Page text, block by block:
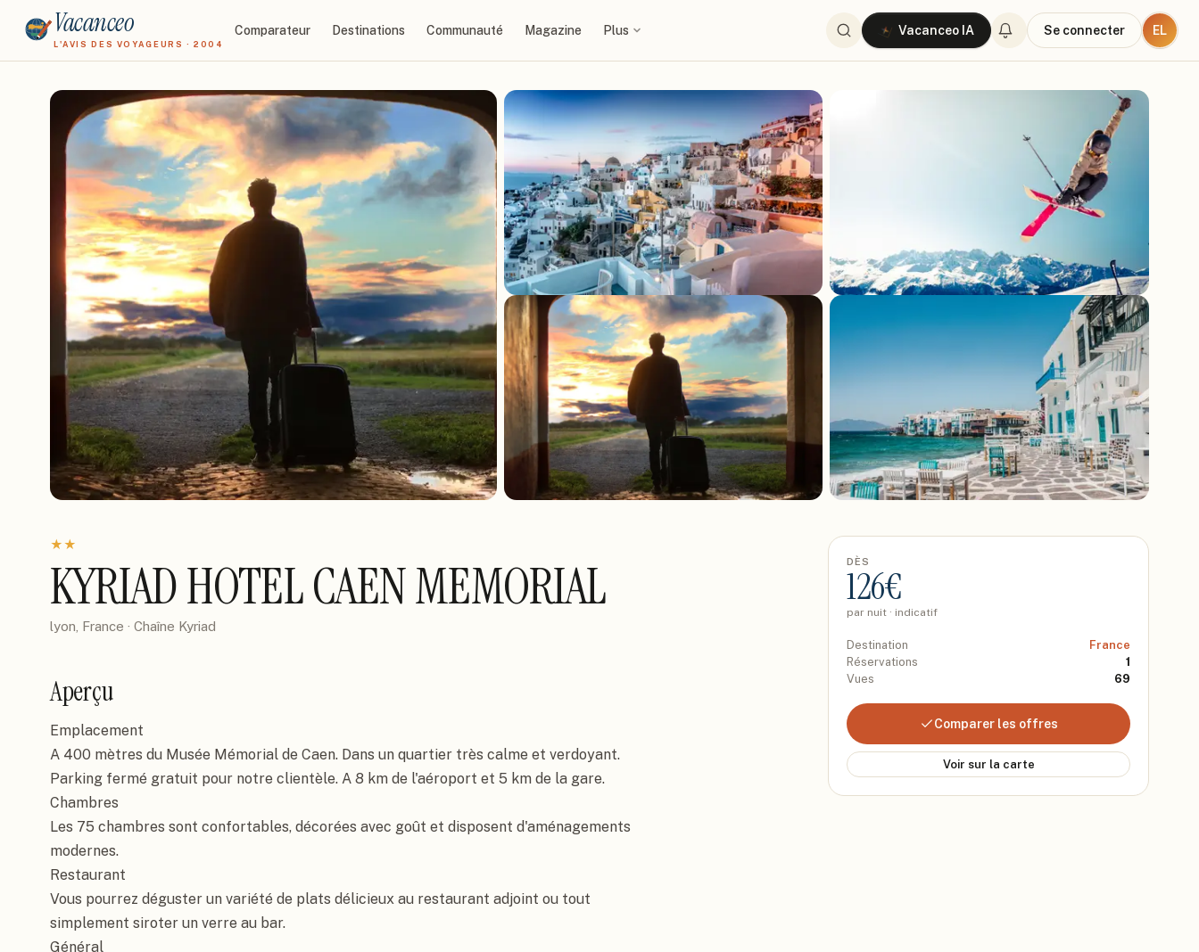
Vacanceo
L'AVIS DES VOYAGEURS · 2004
Comparateur Destinations Communauté Magazine Plus Vacanceo IA Se connecter EL
★★
KYRIAD HOTEL CAEN MEMORIAL
lyon, France · Chaîne Kyriad
Aperçu
Emplacement
A 400 mètres du Musée Mémorial de Caen. Dans un quartier très calme et verdoyant.
Parking fermé gratuit pour notre clientèle. A 8 km de l'aéroport et 5 km de la gare.
Chambres
Les 75 chambres sont confortables, décorées avec goût et disposent d'aménagements
modernes.
Restaurant
Vous pourrez déguster un variété de plats délicieux au restaurant adjoint ou tout
simplement siroter un verre au bar.
Général
DÈS
126€
par nuit · indicatif
Destination
France
Réservations
1
Vues
69
Comparer les offres
Voir sur la carte